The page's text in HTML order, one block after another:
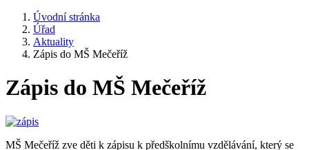
Úvodní stránka
Úřad
Aktuality
Zápis do MŠ Mečeříž
Zápis do MŠ Mečeříž
MŠ Mečeříž zve děti k zápisu k předškolnímu vzdělávání, který se